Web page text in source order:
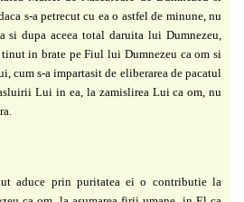
s-a petrecut cu ea o astfel de minune, nu
si dupa aceea total daruita lui Dumnezeu,
tinut in brate pe Fiul lui Dumnezeu ca om si
cum s-a impartasit de eliberarea de pacatul
Lui in ea, la zamislirea Lui ca om, nu
aduce prin puritatea ei o contributie la